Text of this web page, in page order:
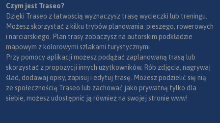
Czym jest Traseo?
Dzięki Traseo z łatwością wyznaczysz trasę wycieczki lub treningu.
Możesz skorzystać z kilku trybów planowania: pieszego, rowerowych
i narciarskiego. Plan trasy zobaczysz na autorskim podkładzie
mapowym z kolorowymi szlakami turystycznymi.
Przy pomocy aplikacji możesz podążać zaplanowaną trasą lub
skorzystać z propozycji innych użytkowników. Rób zdjęcia, nagrywaj
ślad, dodawaj opisy, zapisuj i edytuj trasę. Możesz podzielić się nią
ze społecznością Traseo lub zachować jako prywatną tylko dla
siebie, możesz udostępnić ją również na swojej stronie www!